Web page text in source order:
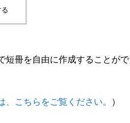
冊を自由に作成することがで
こちらをご覧ください。 ）